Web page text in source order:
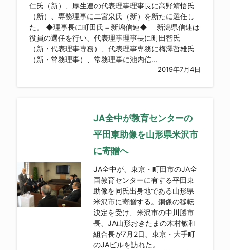
仁氏（新）、厚生連の代表理事理事長に高野靖悟氏
（新）、専務理事に二宮泉氏（新）を新たに選任し
た。 ◆理事長に町田氏＝新潟信連◆ 新潟県信連は
役員の選任を行い、代表理事理事長に町田智氏
（新・代表理事専務）、代表理事専務に梅澤哲雄氏
（新・常務理事）、常務理事に池内信...
2019年7月4日
JA全中が教育センターの
平田東助像を山形県米沢市
に寄贈へ
JA全中が、東京・町田市のJA全
国教育センターに有する平田東
助像を同氏出身地である山形県
米沢市に寄贈する。銅像の移転
決定を受け、米沢市の中川勝市
長、JA山形おきたまの木村敏和
組合長が7月2日、東京・大手町
のJAビルを訪れた。